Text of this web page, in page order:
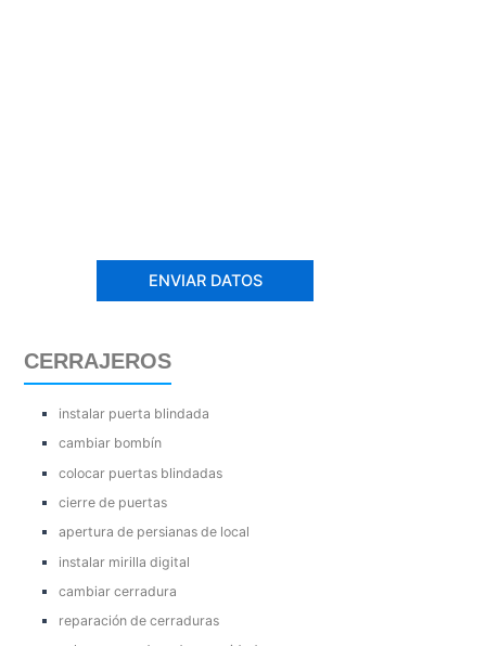
CERRAJEROS
instalar puerta blindada
cambiar bombín
colocar puertas blindadas
cierre de puertas
apertura de persianas de local
instalar mirilla digital
cambiar cerradura
reparación de cerraduras